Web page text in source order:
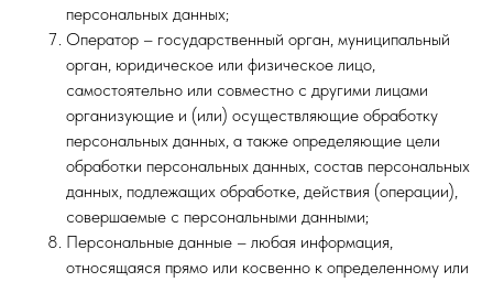
персональных данных;
Оператор – государственный орган, муниципальный
орган, юридическое или физическое лицо,
самостоятельно или совместно с другими лицами
организующие и (или) осуществляющие обработку
персональных данных, а также определяющие цели
обработки персональных данных, состав персональных
данных, подлежащих обработке, действия (операции),
совершаемые с персональными данными;
Персональные данные – любая информация,
относящаяся прямо или косвенно к определенному или